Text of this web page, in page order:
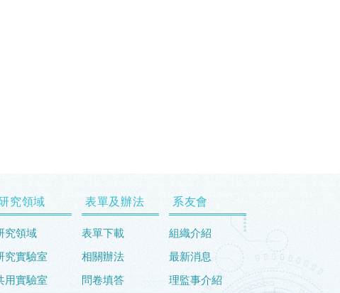
究領域
究領域
究實驗室
用實驗室
表單及辦法
表單下載
相關辦法
問卷填答
系友會
組織介紹
最新消息
理監事介紹